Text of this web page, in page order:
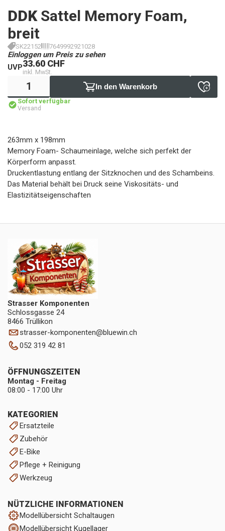
DDK Sattel Memory Foam,
breit
SK22152 7649992921028
Einloggen um Preis zu sehen
UVP33.60 CHF
inkl. MwSt.
In den Warenkorb
Sofort verfügbar
Versand
263mm x 198mm
Memory Foam- Schaumeinlage, welche sich perfekt der
Körperform anpasst.
Druckentlastung entlang der Sitzknochen und des Schambeins.
Das Material behält bei Druck seine Viskositäts- und
Elastizitätseigenschaften
Strasser Komponenten
Schlossgasse 24
8466 Trüllikon
strasser-komponenten@bluewin.ch
052 319 42 81
KATEGORIEN
Ersatzteile
Zubehör
E-Bike
Pflege + Reinigung
Werkzeug
NÜTZLICHE INFORMATIONEN
Modellübersicht Schaltaugen
Modellübersicht Kugellager
ÖFFNUNGSZEITEN
Montag - Freitag
08:00 - 17:00 Uhr